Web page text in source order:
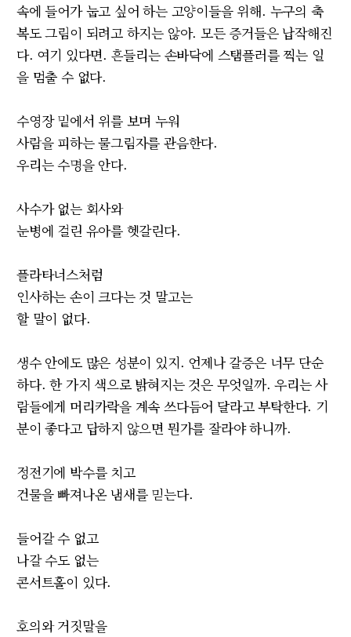
속에 들어가 눕고 싶어 하는 고양이들을 위해. 누구의 축
복도 그림이 되려고 하지는 않아. 모든 증거들은 납작해진
다. 여기 있다면. 흔들리는 손바닥에 스탬플러를 찍는 일
을 멈출 수 없다.
수영장 밑에서 위를 보며 누워
사람을 피하는 물그림자를 관음한다.
우리는 수명을 안다.
사수가 없는 회사와
눈병에 걸린 유아를 헷갈린다.
플라타너스처럼
인사하는 손이 크다는 것 말고는
할 말이 없다.
생수 안에도 많은 성분이 있지. 언제나 갈증은 너무 단순
하다. 한 가지 색으로 밝혀지는 것은 무엇일까. 우리는 사
람들에게 머리카락을 계속 쓰다듬어 달라고 부탁한다. 기
분이 좋다고 답하지 않으면 뭔가를 잘라야 하니까.
정전기에 박수를 치고
건물을 빠져나온 냄새를 믿는다.
들어갈 수 없고
나갈 수도 없는
콘서트홀이 있다.
호의와 거짓말을